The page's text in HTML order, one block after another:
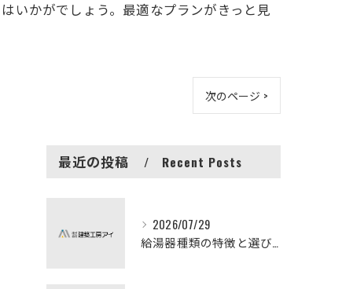
いかがでしょう。最適なプランがきっと見
次のページ >
最近の投稿 Recent Posts
2026/07/29
給湯器種類の特徴と選び方ガイド